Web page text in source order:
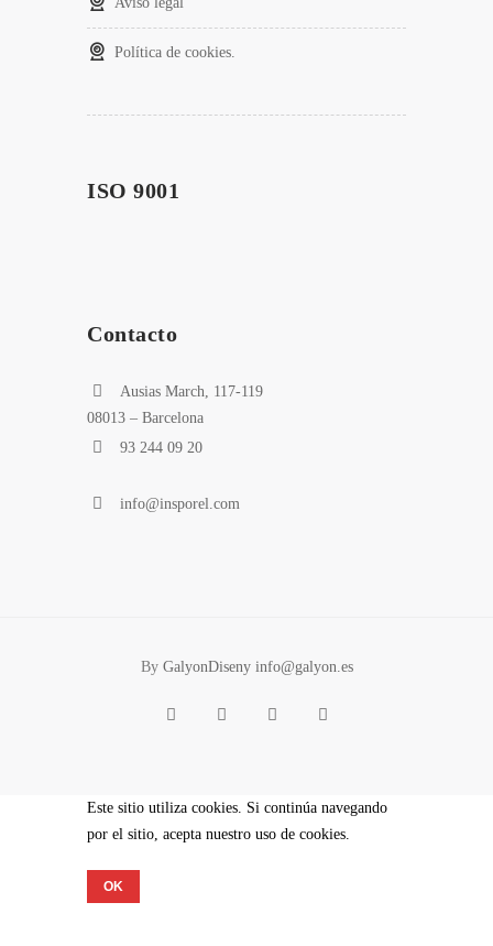
Política de cookies.
ISO 9001
Contacto
Ausias March, 117-119
08013 – Barcelona
93 244 09 20
info@insporel.com
By GalyonDiseny info@galyon.es
Este sitio utiliza cookies. Si continúa navegando
por el sitio, acepta nuestro uso de cookies.
OK